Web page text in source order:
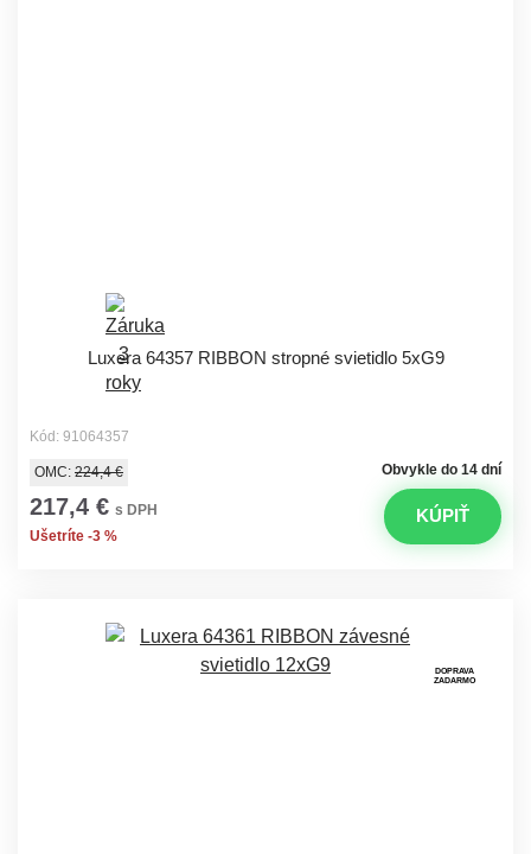
Luxera 64357 RIBBON stropné svietidlo 5xG9
Kód: 91064357
Obvykle do 14 dní
OMC: 224,4 €
217,4 € s DPH
Ušetríte -3 %
KÚPIŤ
DOPRAVA
ZADARMO